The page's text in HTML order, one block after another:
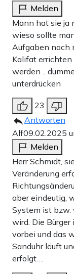
Melden
Mann hat sie ja
wieso sollte
Aufgaben noch
Kalifat
werden ..
unterdrücken
23
Antworten
Alf09.02.2025
Melden
Herr Schmidt,
Veränderung
aber eindeutig,
System ist bzw.
wird. Die Bürger
vorbei und das
Sanduhr läuft
erfolgt….